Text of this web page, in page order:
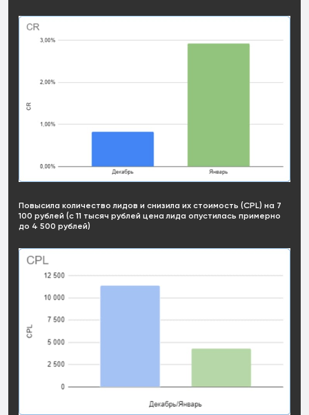
Повысила количество лидов и снизила их стоимость (CPL) на 7
100 рублей (с 11 тысяч рублей цена лида опустилась примерно
до 4 500 рублей)